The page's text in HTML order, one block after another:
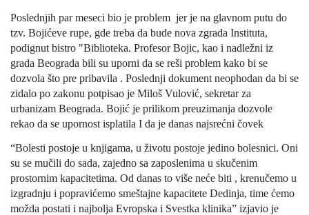
Poslednjih par meseci bio je problem jer je na glavnom putu do
tzv. Bojićeve rupe, gde treba da bude nova zgrada Instituta,
podignut bistro "Biblioteka. Profesor Bojic, kao i nadležni iz
grada Beograda bili su uporni da se reši problem kako bi se
dozvola što pre pribavila . Poslednji dokument neophodan da bi se
zidalo po zakonu potpisao je Miloš Vulović, sekretar za
urbanizam Beograda. Bojić je prilikom preuzimanja dozvole
rekao da se upornost isplatila I da je danas najsrećni čovek
“Bolesti postoje u knjigama, u životu postoje jedino bolesnici. Oni
su se mučili do sada, zajedno sa zaposlenima u skučenim
prostornim kapacitetima. Od danas to više neće biti , krenučemo u
izgradnju i popravićemo smeštajne kapacitete Dedinja, time ćemo
možda postati i najbolja Evropska i Svestka klinika” izjavio je